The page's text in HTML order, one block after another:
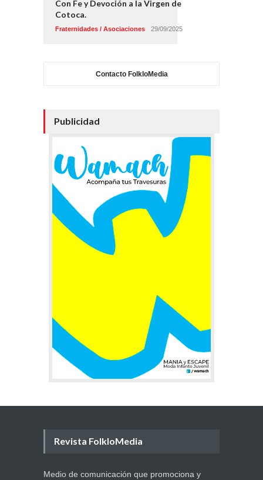
Con Fe y Devoción a la Virgen de
Cotoca.
Fraternidades / Asociaciones 29/09/2025
Contacto FolkloMedia
Publicidad
Revista FolkloMedia
Medio de comunicación que promociona y